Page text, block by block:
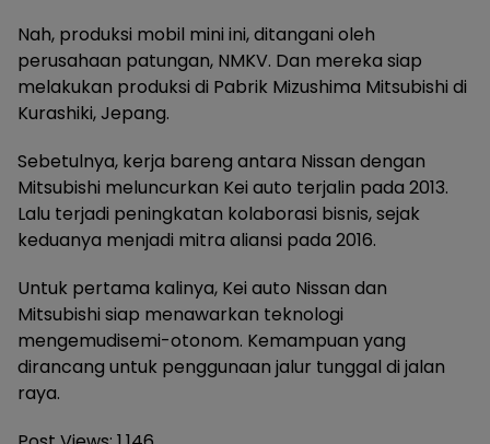
Nah, produksi mobil mini ini, ditangani oleh
perusahaan patungan, NMKV. Dan mereka siap
melakukan produksi di Pabrik Mizushima Mitsubishi di
Kurashiki, Jepang.
Sebetulnya, kerja bareng antara Nissan dengan
Mitsubishi meluncurkan Kei auto terjalin pada 2013.
Lalu terjadi peningkatan kolaborasi bisnis, sejak
keduanya menjadi mitra aliansi pada 2016.
Untuk pertama kalinya, Kei auto Nissan dan
Mitsubishi siap menawarkan teknologi
mengemudisemi-otonom. Kemampuan yang
dirancang untuk penggunaan jalur tunggal di jalan
raya.